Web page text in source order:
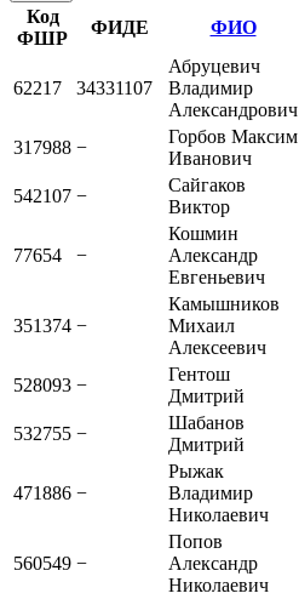
Код
ФШР
ФИДЕ ФИО
62217 34331107
Абруцевич
Владимир
Александрович
317988 −
Горбов Максим
Иванович
542107 −
Сайгаков
Виктор
77654 −
Кошмин
Александр
Евгеньевич
351374 −
Камышников
Михаил
Алексеевич
528093 −
Гентош
Дмитрий
532755 −
Шабанов
Дмитрий
471886 −
Рыжак
Владимир
Николаевич
560549 −
Попов
Александр
Николаевич